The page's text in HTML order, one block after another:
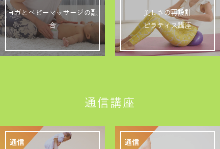
ヨガとベビーマッサージの融
合
美しさの再設計
ピラティス講座
通信講座